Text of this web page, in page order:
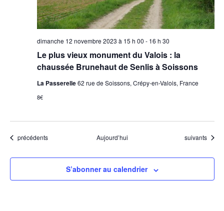
Le plus vieux monument du Valois : la
chaussée Brunehaut de Senlis à Soissons
dimanche 12 novembre 2023 à 15 h 00 - 16 h 30
La Passerelle62 rue de Soissons, Crépy-en-Valois, France
8€
Évènements
précédents Aujourd’hui Évènements
suivants
S’abonner au calendrier